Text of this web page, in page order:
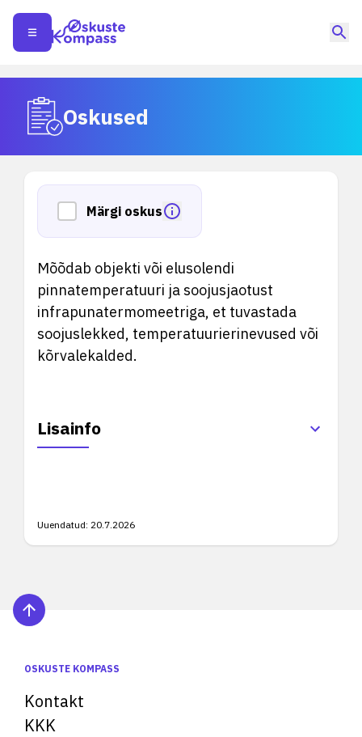
Oskused
Märgi oskus
Mõõdab objekti või elusolendi
pinnatemperatuuri ja soojusjaotust
infrapunatermomeetriga, et tuvastada
soojuslekked, temperatuurierinevused või
kõrvalekalded.
Lisainfo
Uuendatud: 20.7.2026
OSKUSTE KOMPASS
Kontakt
KKK